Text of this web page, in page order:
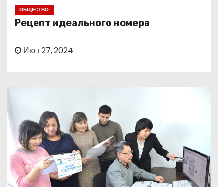
ОБЩЕСТВО
Рецепт идеального номера
Июн 27, 2024